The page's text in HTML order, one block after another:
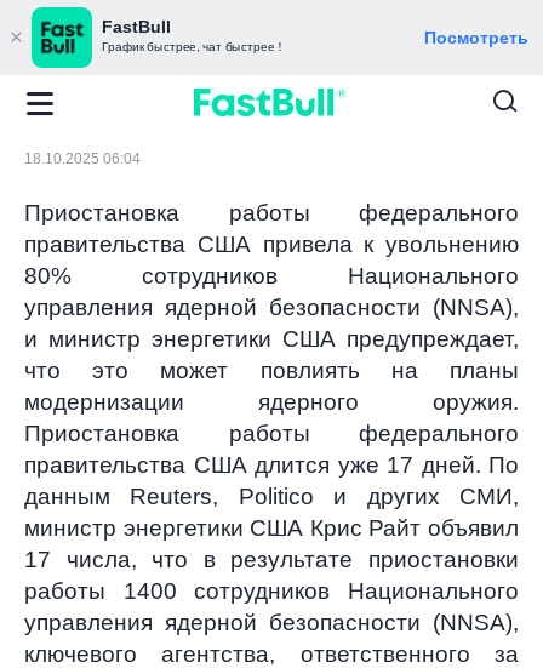
FastBull
График быстрее, чат быстрее！ Посмотреть
18.10.2025 06:04
Приостановка работы федерального
правительства США привела к увольнению
80% сотрудников Национального
управления ядерной безопасности (NNSA),
и министр энергетики США предупреждает,
что это может повлиять на планы
модернизации ядерного оружия.
Приостановка работы федерального
правительства США длится уже 17 дней. По
данным Reuters, Politico и других СМИ,
министр энергетики США Крис Райт объявил
17 числа, что в результате приостановки
работы 1400 сотрудников Национального
управления ядерной безопасности (NNSA),
ключевого агентства, ответственного за